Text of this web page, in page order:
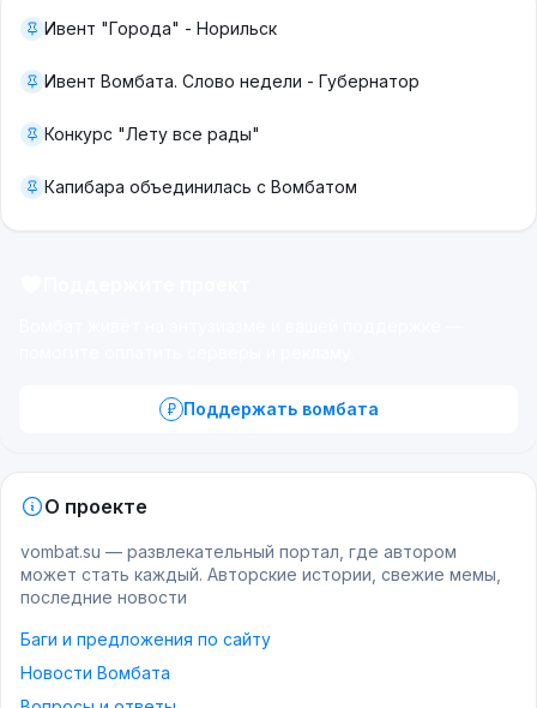
Ивент "Города" - Норильск
Ивент Вомбата. Слово недели - Губернатор
Конкурс "Лету все рады"
Капибара объединилась с Вомбатом
Поддержать вомбата
О проекте
vombat.su — развлекательный портал, где автором
может стать каждый. Авторские истории, свежие мемы,
последние новости
Баги и предложения по сайту
Новости Вомбата